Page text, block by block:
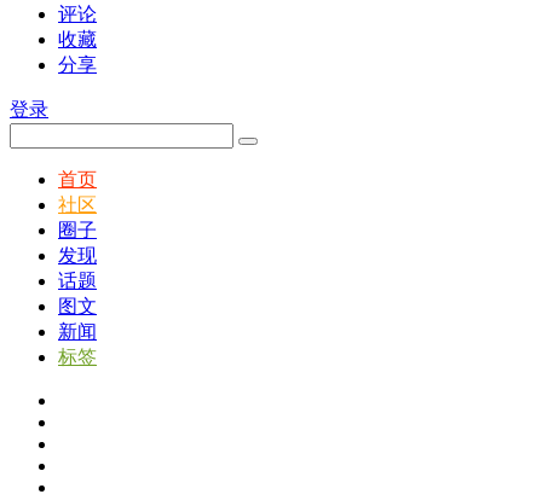
评论
收藏
分享
登录
首页
社区
圈子
发现
话题
图文
新闻
标签